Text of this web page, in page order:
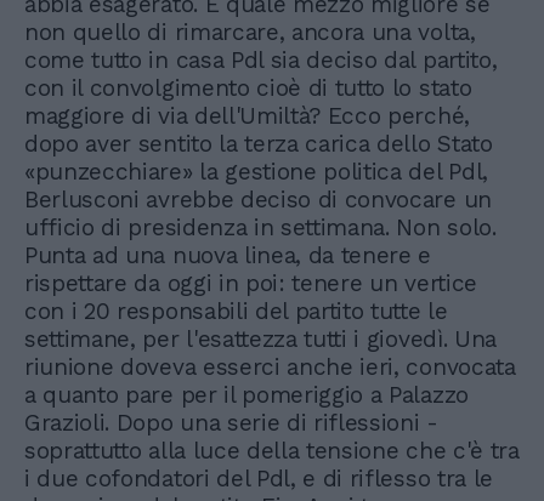
non quello di rimarcare, ancora una volta,
come tutto in casa Pdl sia deciso dal partito,
con il convolgimento cioè di tutto lo stato
maggiore di via dell'Umiltà? Ecco perché,
dopo aver sentito la terza carica dello Stato
«punzecchiare» la gestione politica del Pdl,
Berlusconi avrebbe deciso di convocare un
ufficio di presidenza in settimana. Non solo.
Punta ad una nuova linea, da tenere e
rispettare da oggi in poi: tenere un vertice
con i 20 responsabili del partito tutte le
settimane, per l'esattezza tutti i giovedì. Una
riunione doveva esserci anche ieri, convocata
a quanto pare per il pomeriggio a Palazzo
Grazioli. Dopo una serie di riflessioni -
soprattutto alla luce della tensione che c'è tra
i due cofondatori del Pdl, e di riflesso tra le